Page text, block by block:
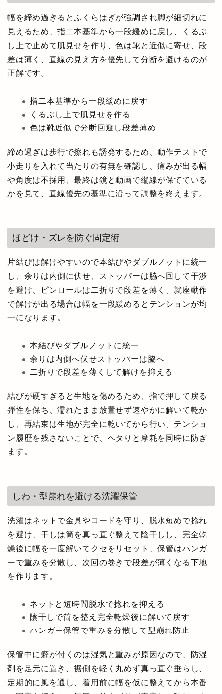
幅を締め過ぎるとふくらはぎが強調され脚が細切れに
見えるため、指二本基準から一段緩めに戻し、くるぶ
し上で止めて肌見せを作り、色は靴と近似に寄せ、段
差は薄く、直線の見え方を優先して分断を避けるのが
正解です。
指二本基準から一段緩めに戻す
くるぶし上で肌見せを作る
色は靴近似で分断回避し段差薄め
締め過ぎは歩行で擦れも誘発するため、動作テストで
小走りを入れて当たりの有無を確認し、痛みが出る幅
や角度は不採用、最終は鏡と動画で縦線が保てている
かを見て、直線優先の基準に沿って調整を終えます。
ほどけ・ズレを防ぐ固定術
片結びは解けやすいので本結びやダブルノットに統一
し、余りは内側に伏せ、ストッパーは脇へ回して干渉
を避け、ピンロールは二折りで段差を薄く、就座動作
で解けが出る場合は幅を一段緩めるとテンションが均
一になります。
本結びやダブルノットに統一
余りは内側へ伏せストッパーは脇へ
二折りで段差を薄くして解けを抑える
結びが硬すぎると生地を傷めるため、指で押して戻る
弾性を保ち、濡れたまま放置せず速やかに解いて乾か
し、再結束は生地が完全に乾いてから行い、テンショ
ン履歴を残さないことで、ヘタりと摩耗を同時に防ぎ
ます。
しわ・型崩れを避ける洗濯保管
洗濯はネットで金具やコードを守り、脱水短めで捻れ
を避け、干しは筒を真っ直ぐ整えて陰干しし、完全乾
燥後に幅を一度解いてクセをリセット、保管はハンガ
ーで重みを分散し、次回の巻きで段差が薄くなる下地
を作ります。
ネットと短時間脱水で捻れを抑える
陰干しで筒を整え完全乾燥後に解いて戻す
ハンガー保管で重みを分散して型崩れ防止
保管中に癖が付くのは湿気と重みが原因なので、防湿
剤を足元に置き、裾側を軽く丸めず真っ直ぐ垂らし、
定期的に風を通し、着用前に幅を仮に整えてから本番